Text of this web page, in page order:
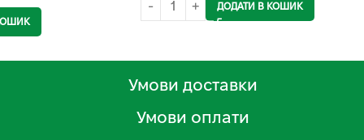
ДОДАТИ В КОШИК
Умови доставки
Умови оплати